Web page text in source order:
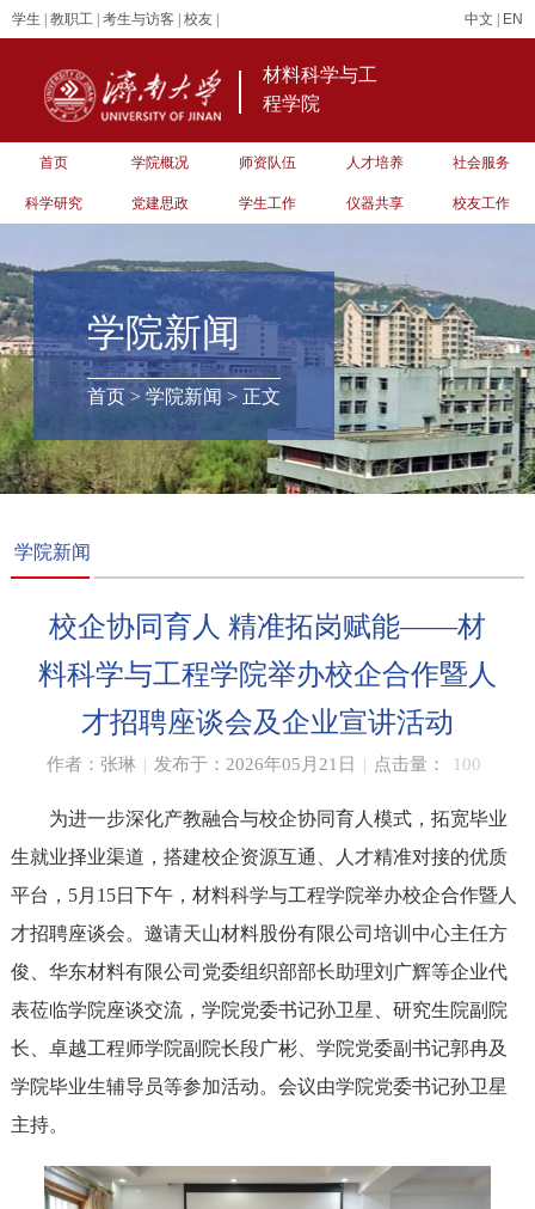
学生 教职工 考生与访客 校友 中文 EN
材料科学与工
程学院
首页 学院概况 师资队伍 人才培养 社会服务
科学研究 党建思政 学生工作 仪器共享 校友工作
学院新闻
首页 > 学院新闻 > 正文
学院新闻
校企协同育人 精准拓岗赋能——材
料科学与工程学院举办校企合作暨人
才招聘座谈会及企业宣讲活动
作者：张琳 | 发布于：2026年05月21日 | 点击量： 100
为进一步深化产教融合与校企协同育人模式，拓宽毕业
生就业择业渠道，搭建校企资源互通、人才精准对接的优质
平台，5月15日下午，材料科学与工程学院举办校企合作暨人
才招聘座谈会。邀请天山材料股份有限公司培训中心主任方
俊、华东材料有限公司党委组织部部长助理刘广辉等企业代
表莅临学院座谈交流，学院党委书记孙卫星、研究生院副院
长、卓越工程师学院副院长段广彬、学院党委副书记郭冉及
学院毕业生辅导员等参加活动。会议由学院党委书记孙卫星
主持。